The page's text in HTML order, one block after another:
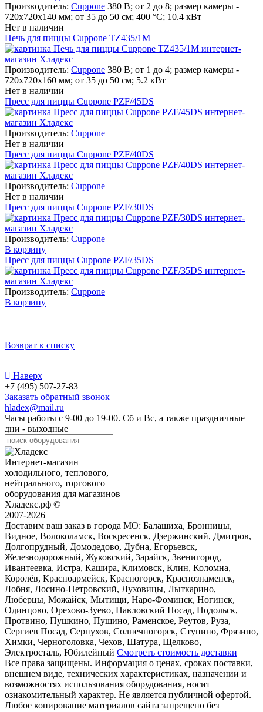
Производитель: Cuppone 380 В; от 2 до 8; размер камеры -
720х720х140 мм; от 35 до 50 см; 400 °С; 10.4 кВт
Нет в наличии
Печь для пиццы Cuppone TZ435/1M
Производитель: Cuppone 380 В; от 1 до 4; размер камеры -
720х720х160 мм; от 35 до 50 см; 5.2 кВт
Нет в наличии
Пресс для пиццы Cuppone PZF/45DS
Производитель: Cuppone
Нет в наличии
Пресс для пиццы Cuppone PZF/40DS
Производитель: Cuppone
Нет в наличии
Пресс для пиццы Cuppone PZF/30DS
Производитель: Cuppone
В корзину
Пресс для пиццы Cuppone PZF/35DS
Производитель: Cuppone
В корзину
Возврат к списку
Наверх
+7 (495) 507-27-83
Заказать обратный звонок
hladex@mail.ru
Часы работы с 9-00 до 19-00. Сб и Вс, а также праздничные
дни - выходные
Интернет-магазин
холодильного, теплового,
нейтрального, торгового
оборудования для магазинов
Хладекс.рф ©
2007-2026
Доставим ваш заказ в города МО: Балашиха, Бронницы,
Видное, Волоколамск, Воскресенск, Дзержинский, Дмитров,
Долгопрудный, Домодедово, Дубна, Егорьевск,
Железнодорожный, Жуковский, Зарайск, Звенигород,
Ивантеевка, Истра, Кашира, Климовск, Клин, Коломна,
Королёв, Красноармейск, Красногорск, Краснознаменск,
Лобня, Лосино-Петровский, Луховицы, Лыткарино,
Люберцы, Можайск, Мытищи, Наро-Фоминск, Ногинск,
Одинцово, Орехово-Зуево, Павловский Посад, Подольск,
Протвино, Пушкино, Пущино, Раменское, Реутов, Руза,
Сергиев Посад, Серпухов, Солнечногорск, Ступино, Фрязино,
Химки, Черноголовка, Чехов, Шатура, Щелково,
Электросталь, Юбилейный Смотреть стоимость доставки
Все права защищены. Информация о ценах, сроках поставки,
внешнем виде, технических характеристиках, назначении и
возможностях использования оборудования, носит
ознакомительный характер. Не является публичной офертой.
Любое копирование материалов сайта запрещено без